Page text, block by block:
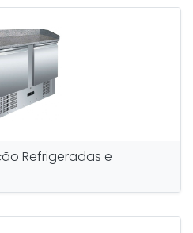
Refrigeradas e